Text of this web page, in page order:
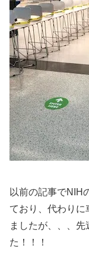
以前の記事でNIH
ており、代わりに
ましたが、、、
た！！！